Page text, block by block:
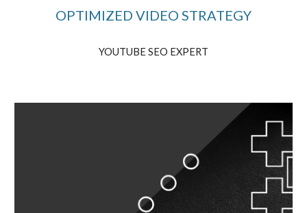
OPTIMIZED VIDEO STRATEGY
YOUTUBE SEO EXPERT